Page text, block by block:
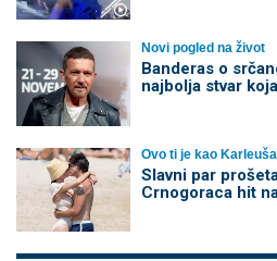
Novi pogled na život
Banderas o
najbolja stvar
Ovo ti je kao Karleuša
Slavni par
Crnogoraca hit